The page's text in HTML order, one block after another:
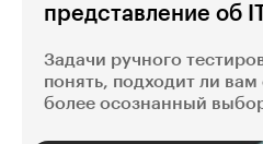
представление об IT
Задачи ручного
понять, подходит ли вам
более осознанный